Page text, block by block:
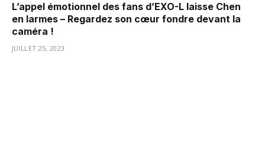
L’appel émotionnel des fans d’EXO-L laisse Chen
en larmes – Regardez son cœur fondre devant la
caméra !
JUILLET 25, 2023